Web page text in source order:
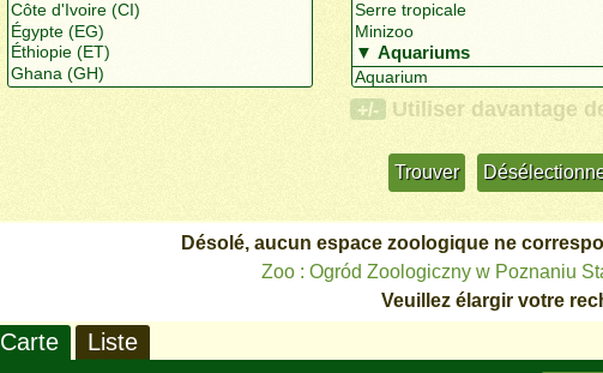
+/- Utiliser davantage
Désolé, aucun espace zoologique ne
Zoo : Ogród Zoologiczny w Poznaniu
Veuillez élargir votre
Carte Liste